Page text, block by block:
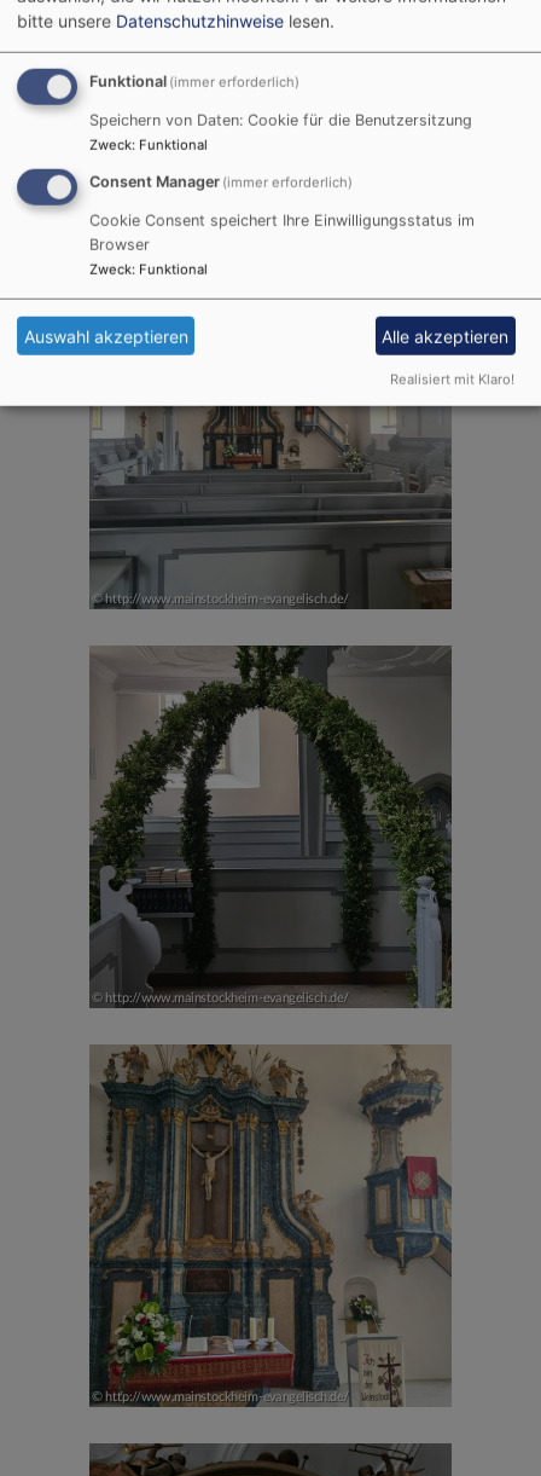
bitte unsere Datenschutzhinweise lesen.
Funktional (immer erforderlich)
Speichern von Daten: Cookie für die Benutzersitzung
Zweck: Funktional
Consent Manager (immer erforderlich)
Cookie Consent speichert Ihre Einwilligungsstatus im
Browser
Zweck: Funktional
Auswahl akzeptieren Alle akzeptieren
Realisiert mit Klaro!